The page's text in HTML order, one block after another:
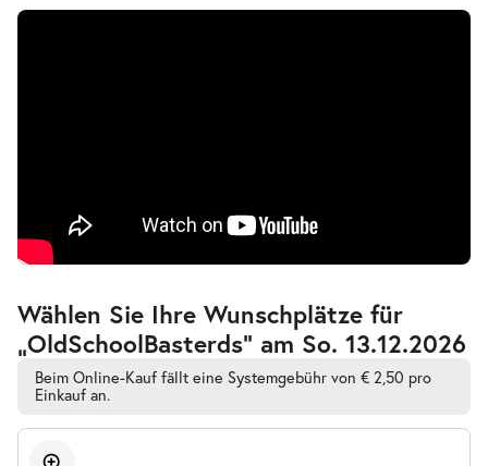
Wählen Sie Ihre Wunschplätze für
„OldSchoolBasterds” am So. 13.12.2026
Beim Online-Kauf fällt eine Systemgebühr von € 2,50 pro
Einkauf an.
Zur
barrierefreien
automatischen
Bestplatzwahl